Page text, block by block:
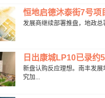
恒地启德沐泰街7号
发展商继续部署推盘，地政
日出康城LP10已录
新盘认购反应理想。南丰发
究加...